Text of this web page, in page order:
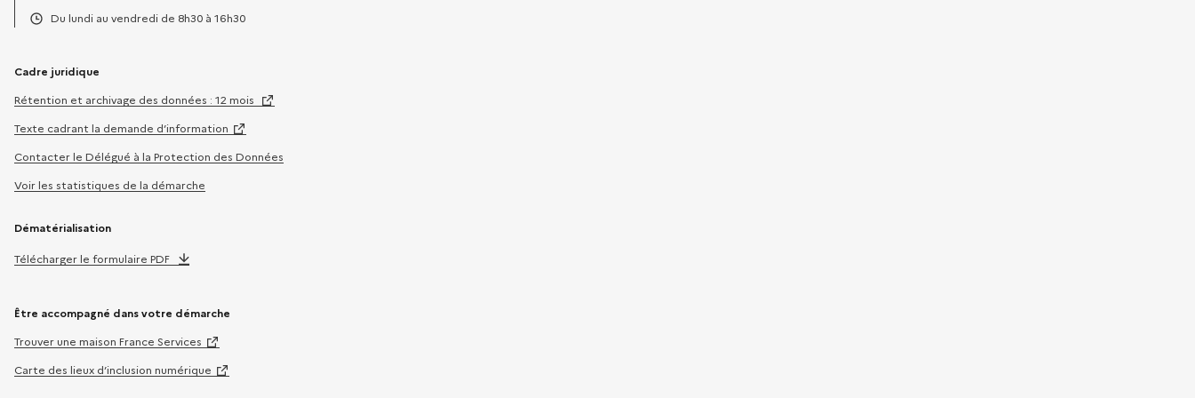
Téléphone :
Du lundi au vendredi de 8h30 à 16h30
Cadre juridique
Rétention et archivage des données : 12 mois
Texte cadrant la demande d’information
Contacter le Délégué à la Protection des Données
Voir les statistiques de la démarche
Dématérialisation
Télécharger le formulaire PDF
Être accompagné dans votre démarche
Trouver une maison France Services
Carte des lieux d’inclusion numérique